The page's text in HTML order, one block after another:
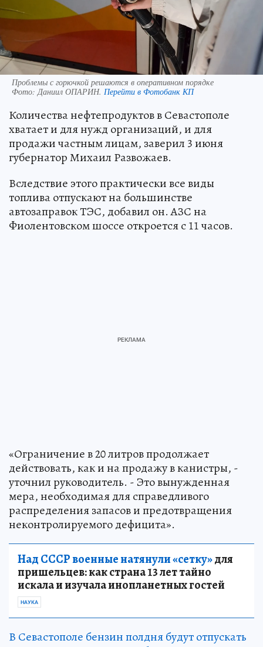
Проблемы с горючкой решаются в оперативном порядке
Фото:Даниил ОПАРИН. Перейти в Фотобанк КП
Количества нефтепродуктов в Севастополе
хватает и для нужд организаций, и для
продажи частным лицам, заверил 3 июня
губернатор Михаил Развожаев.
Вследствие этого практически все виды
топлива отпускают на большинстве
автозаправок ТЭС, добавил он. АЗС на
Фиолентовском шоссе откроется с 11 часов.
«Ограничение в 20 литров продолжает
действовать, как и на продажу в канистры, -
уточнил руководитель. - Это вынужденная
мера, необходимая для справедливого
распределения запасов и предотвращения
неконтролируемого дефицита».
Над СССР военные натянули «сетку»для
пришельцев: как страна 13 лет тайно
искала и изучала инопланетных гостей
НАУКА
В Севастополе бензин полдня будут отпускать